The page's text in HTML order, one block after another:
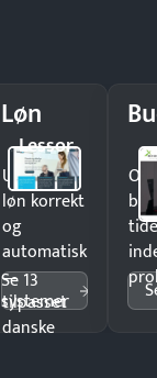
Løn
Lessor
Udbetal
løn korrekt
og
automatisk
—
tilpasset
danske
Se 13
systemer